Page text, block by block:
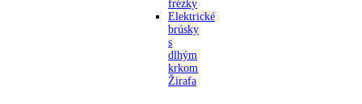
frézky
Elektrické
brúsky
s
dlhým
krkom
Žirafa